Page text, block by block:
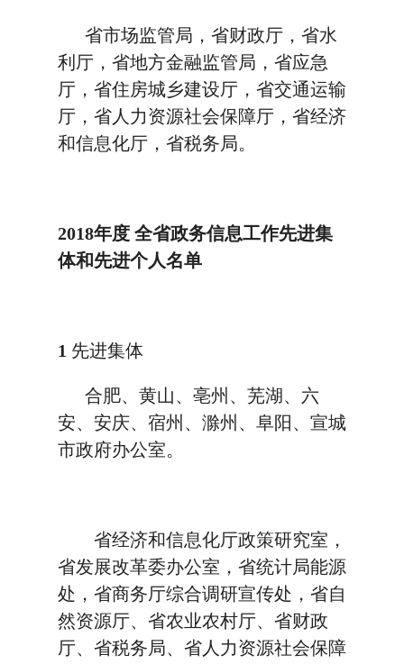
省市场监管局，省财政厅，省水
利厅，省地方金融监管局，省应急
厅，省住房城乡建设厅，省交通运输
厅，省人力资源社会保障厅，省经济
和信息化厅，省税务局。
2018年度 全省政务信息工作先进集
体和先进个人名单
1 先进集体
合肥、黄山、亳州、芜湖、六
安、安庆、宿州、滁州、阜阳、宣城
市政府办公室。
省经济和信息化厅政策研究室，
省发展改革委办公室，省统计局能源
处，省商务厅综合调研宣传处，省自
然资源厅、省农业农村厅、省财政
厅、省税务局、省人力资源社会保障